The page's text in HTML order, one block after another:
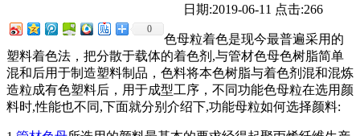
日期:2019-06-11 点击:266
0
色母粒着色是现今最普遍采用的
塑料着色法，把分散于载体的着色剂,与管材色母色树脂简单
混和后用于制造塑料制品，色料将本色树脂与着色剂混和混炼
造粒成有色塑料后，用于成型工序，不同功能色母粒在选用颜
料时,性能也不同,下面就分别介绍下,功能母粒如何选择颜料: